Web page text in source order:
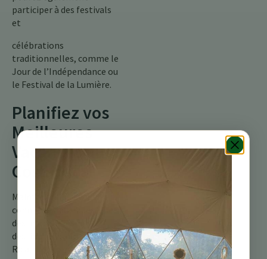
participer à des festivals
et
célébrations
traditionnelles, comme le
Jour de l’Indépendance ou
le Festival de la Lumière.
Planifiez vos
Meilleures
Vacances au
Costa Rica
Maintenant que vous
connaissez quelques-unes
des incroyables
destinations du Costa
Rica, il est temps de